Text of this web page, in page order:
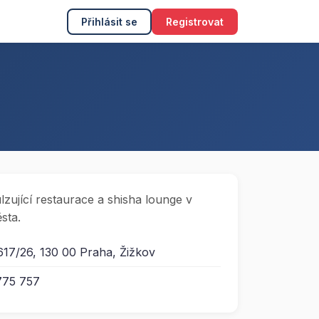
Přihlásit se Registrovat
restaurace a shisha lounge v
26, 130 00 Praha, Žižkov
757